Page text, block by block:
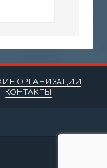
ОРГАНИЗАЦИИ
КОНТАКТЫ